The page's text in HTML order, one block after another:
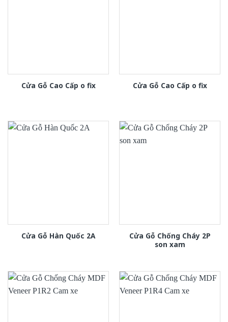
Cửa Gỗ Cao Cấp o fix Cửa Gỗ Cao Cấp o fix
Cửa Gỗ Hàn Quốc 2A
Cửa Gỗ Chống Cháy 2P
son xam